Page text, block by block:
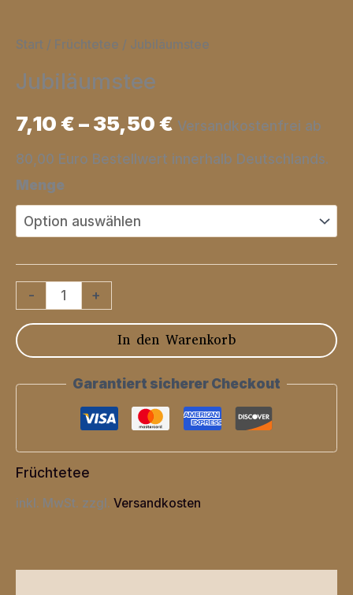
Start / Früchtetee / Jubiläumstee
Jubiläumstee
7,10€–35,50€ Versandkostenfrei ab
80,00 Euro Bestellwert innerhalb Deutschlands.
Menge
-
Jubiläumstee
+
In den Warenkorb
Garantiert sicherer Checkout
Früchtetee
inkl. MwSt. zzgl. Versandkosten